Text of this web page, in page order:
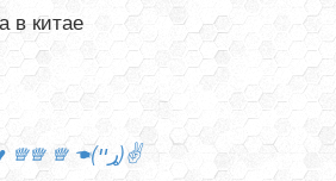
в китае
ஐ♥♕Lidiya♕♥ஐ ♥ ♕♕ ♕ ☚(ړײ)✌